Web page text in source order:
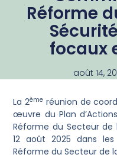
Réforme
focaux
août 14,
La 2ème réunion de
œuvre du Plan
Réforme du Secteur de
12 août 2025 dans
Réforme du Secteur de